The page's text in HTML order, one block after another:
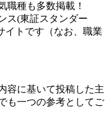
職種も多数掲載！
ス(東証スタンダー
イトです（なお、職業
容に基いて投稿した主
も一つの参考としてご